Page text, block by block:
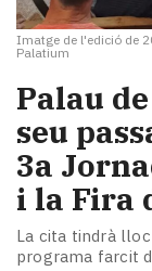
Imatge de l'edició de
Palatium
​Palau
seu
3a
i la Fira
La cita tindrà
programa farcit